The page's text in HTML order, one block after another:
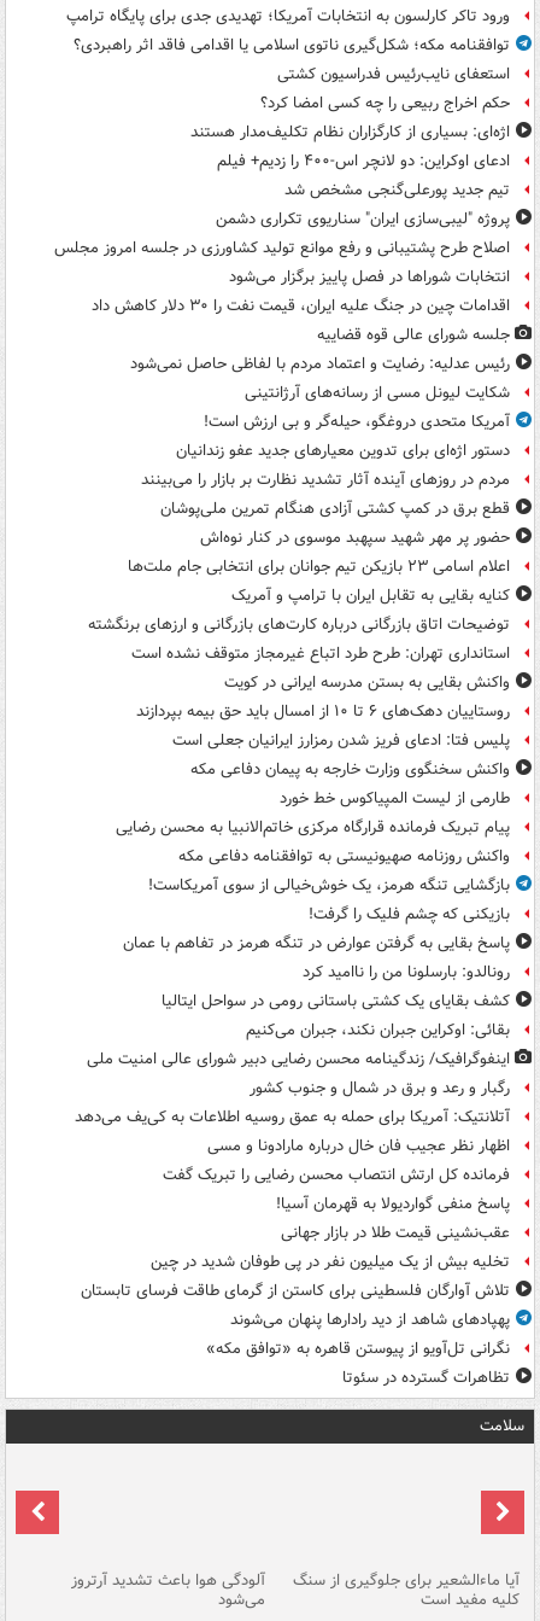
ورود تاکر کارلسون به انتخابات آمریکا؛ تهدیدی جدی برای پایگاه ترامپ
توافقنامه مکه؛ شکل‌گیری ناتوی اسلامی یا اقدامی فاقد اثر راهبردی؟
استعفای نایب‌رئیس فدراسیون کشتی
حکم اخراج ربیعی را چه کسی امضا کرد؟
اژه‌ای: بسیاری از کارگزاران نظام تکلیف‌مدار هستند
ادعای اوکراین: دو لانچر اس-۴۰۰ را زدیم+ فیلم
تیم جدید پورعلی‌گنجی مشخص شد
پروژه "لیبی‌سازی ایران" سناریوی تکراری دشمن
اصلاح طرح پشتیبانی و رفع موانع تولید کشاورزی در جلسه امروز مجلس
انتخابات شوراها در فصل پاییز برگزار می‌شود
اقدامات چین در جنگ علیه ایران، قیمت نفت را ۳۰ دلار کاهش داد
جلسه شورای عالی قوه قضاییه
رئیس عدلیه: رضایت و اعتماد مردم با لفاظی حاصل نمی‌شود
شکایت لیونل مسی از رسانه‌های آرژانتینی
آمریکا متحدی دروغگو، حیله‌گر و بی ارزش است!
دستور اژه‌ای برای تدوین معیارهای جدید عفو زندانیان
مردم در روزهای آینده آثار تشدید نظارت بر بازار را می‌بینند
قطع برق در کمپ کشتی آزادی هنگام تمرین ملی‌پوشان
حضور پر مهر شهید سپهبد موسوی در کنار نوه‌اش
اعلام اسامی ۲۳ بازیکن تیم جوانان برای انتخابی جام ملت‌ها
کنایه بقایی به تقابل ایران با ترامپ و آمریک
توضیحات اتاق بازرگانی درباره کارت‌های بازرگانی و ارزهای برنگشته
استانداری تهران: طرح طرد اتباع غیرمجاز متوقف نشده است
واکنش بقایی به بستن مدرسه ایرانی در کویت
روستاییان دهک‌های ۶ تا ۱۰ از امسال باید حق بیمه بپردازند
پلیس فتا: ادعای فریز شدن رمزارز ایرانیان جعلی است
واکنش سخنگوی وزارت خارجه به پیمان دفاعی مکه
طارمی از لیست المپیاکوس خط خورد
پیام تبریک فرمانده قرارگاه مرکزی خاتم‌الانبیا به محسن رضایی
واکنش روزنامه صهیونیستی به توافقنامه دفاعی مکه
بازگشایی تنگه هرمز، یک خوش‌خیالی از سوی آمریکاست!
بازیکنی که چشم فلیک را گرفت!
پاسخ بقایی به گرفتن عوارض در تنگه هرمز در تفاهم با عمان
رونالدو: بارسلونا من را ناامید کرد
کشف بقایای یک کشتی باستانی رومی در سواحل ایتالیا
بقائی: اوکراین جبران نکند، جبران می‌کنیم
اینفوگرافیک/ زندگینامه محسن رضایی دبیر شورای عالی امنیت‌ ملی
رگبار و رعد و برق در شمال و جنوب کشور
آتلانتیک: آمریکا برای حمله به عمق روسیه اطلاعات به کی‌یف می‌دهد
اظهار نظر عجیب فان خال درباره مارادونا و مسی
فرمانده کل ارتش انتصاب محسن رضایی را تبریک گفت
پاسخ منفی گواردیولا به قهرمان آسیا!
عقب‌نشینی قیمت طلا در بازار جهانی
تخلیه بیش از یک میلیون نفر در پی طوفان شدید در چین
تلاش آوارگان فلسطینی برای کاستن از گرمای طاقت فرسای تابستان
پهپادهای شاهد از دید رادارها پنهان می‌شوند
نگرانی تل‌آویو از پیوستن قاهره به «توافق مکه»
تظاهرات گسترده در سئوتا
سلامت
آیا ماءالشعیر برای جلوگیری از سنگ
کلیه مفید است
آلودگی هوا باعث تشدید آرتروز
می‌شود